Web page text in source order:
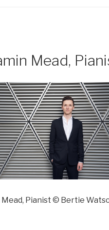
Mead,
Mead, Pianist © Bertie